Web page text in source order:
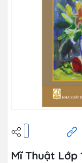
Mĩ Thuật Lớp